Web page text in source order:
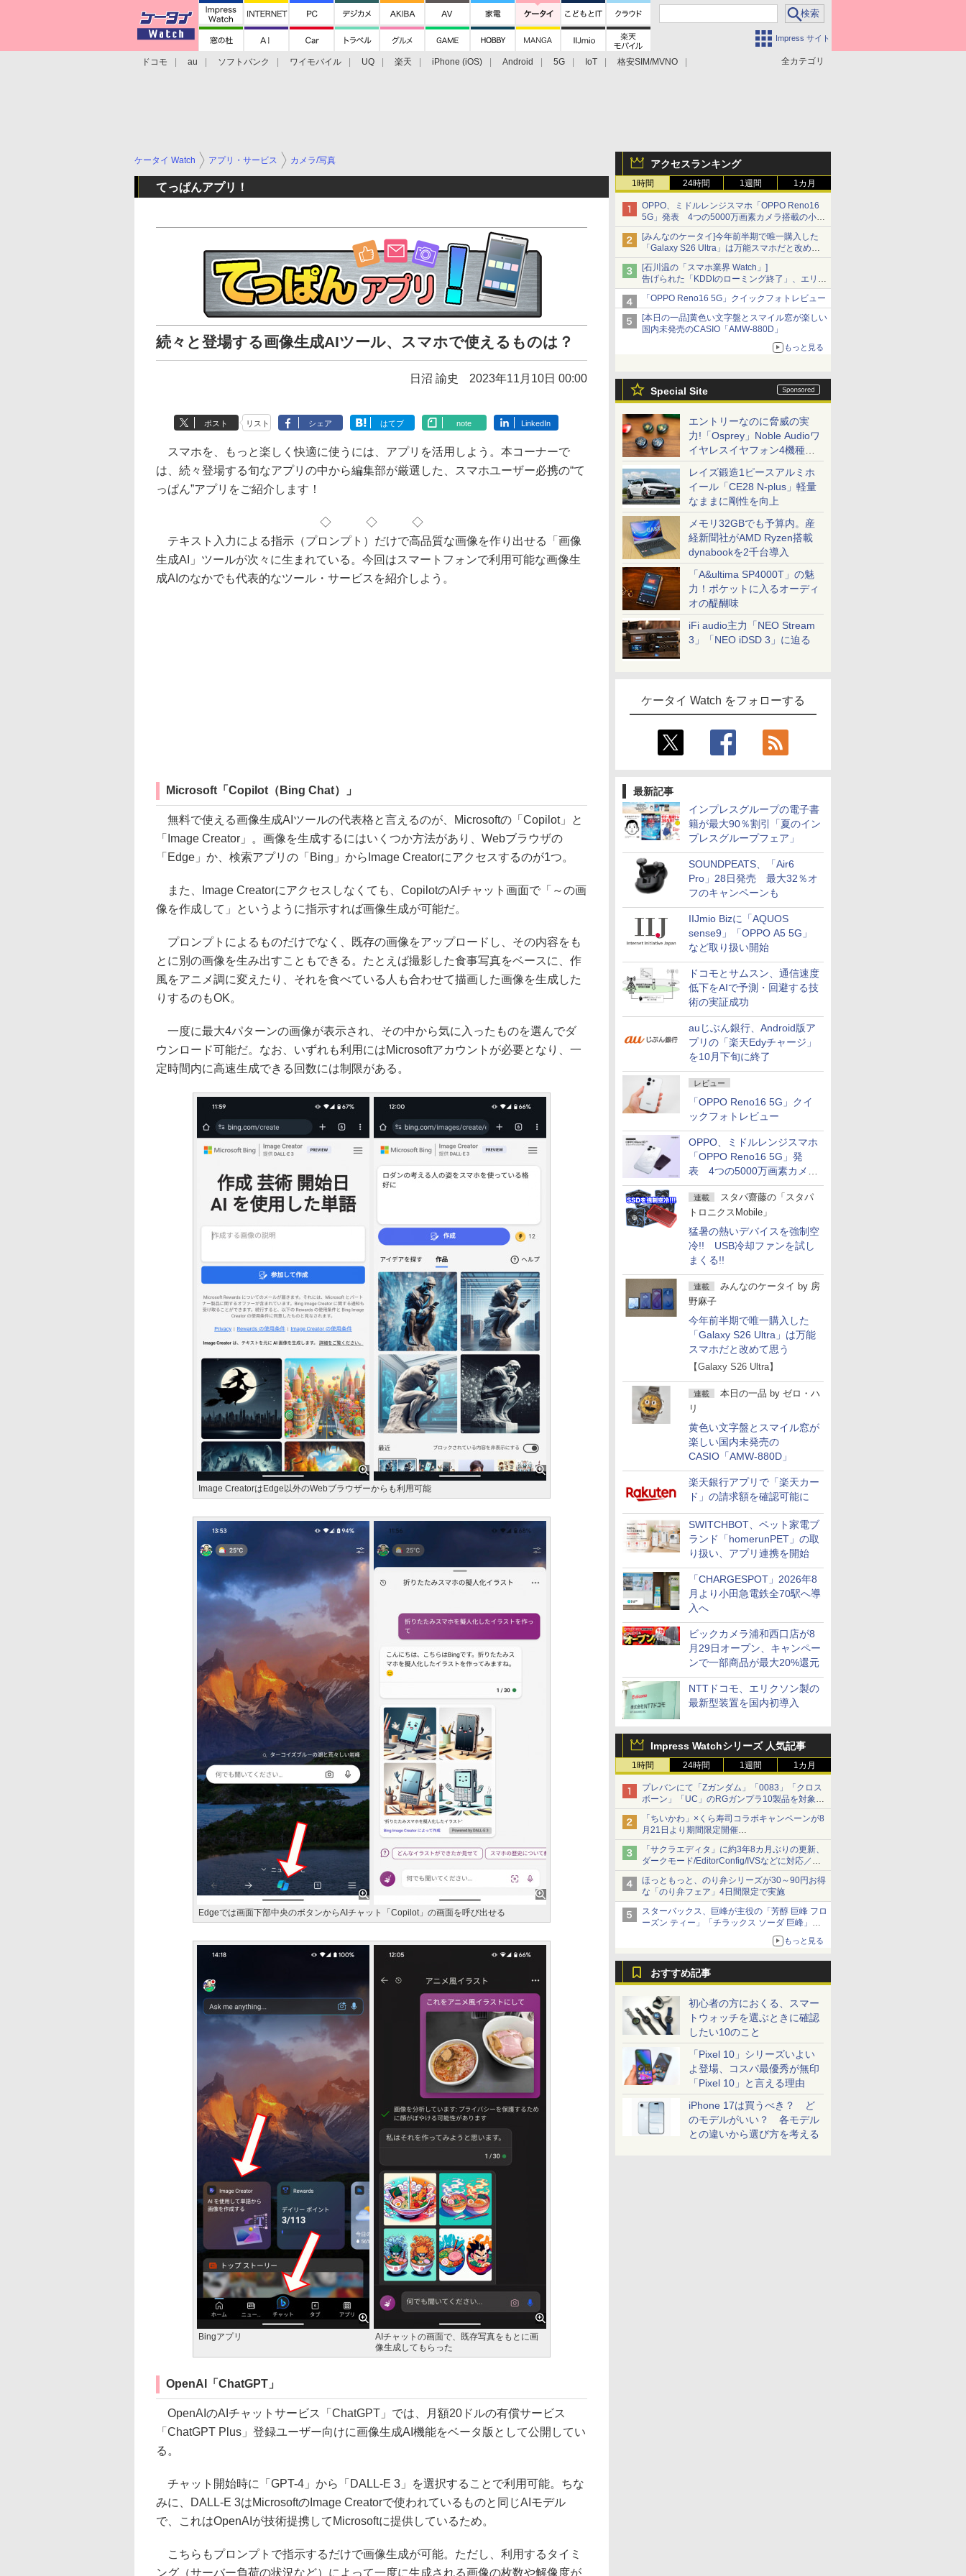
Impress サイト
全カテゴリ
ドコモ au ソフトバンク ワイモバイル UQ 楽天 iPhone (iOS) Android 5G IoT
格安SIM/MVNO
アクセスランキング
1時間 24時間 1週間 1カ月
OPPO、ミドルレンジスマホ「OPPO Reno16
5G」発表 4つの5000万画素カメラ搭載の小型
モデル
[みんなのケータイ]今年前半期で唯一購入した
「Galaxy S26 Ultra」は万能スマホだと改めて
思う
[石川温の「スマホ業界 Watch」]
告げられた「KDDIのローミング終了」、エリア
マップの落とし穴と楽天モバイルの課題
「OPPO Reno16 5G」クイックフォトレビュー
[本日の一品]黄色い文字盤とスマイル窓が楽しい
国内未発売のCASIO「AMW-880D」
もっと見る
Special Site
エントリーなのに脅威の実
力!「Osprey」Noble Audioワ
イヤレスイヤフォン4機種を
一気に聴く
レイズ鍛造1ピースアルミホ
イール「CE28 N-plus」軽量
なままに剛性を向上
メモリ32GBでも予算内。産
経新聞社がAMD Ryzen搭載
dynabookを2千台導入
「A&ultima SP4000T」の魅
力！ポケットに入るオーディ
オの醍醐味
iFi audio主力「NEO Stream
3」「NEO iDSD 3」に迫る
ケータイ Watch をフォローする
最新記事
インプレスグループの電子書
籍が最大90％割引「夏のイン
プレスグループフェア」
SOUNDPEATS、「Air6
Pro」28日発売 最大32％オ
フのキャンペーンも
IIJmio Bizに「AQUOS
sense9」「OPPO A5 5G」
など取り扱い開始
ドコモとサムスン、通信速度
低下をAIで予測・回避する技
術の実証成功
auじぶん銀行、Android版ア
プリの「楽天Edyチャージ」
を10月下旬に終了
レビュー
「OPPO Reno16 5G」クイ
ックフォトレビュー
OPPO、ミドルレンジスマホ
「OPPO Reno16 5G」発
表 4つの5000万画素カメラ
搭載の小型モデル
連載
スタパ齋藤の「スタパ
トロニクスMobile」
猛暑の熱いデバイスを強制空
冷!! USB冷却ファンを試し
まくる!!
連載 みんなのケータイ by 房
野麻子
今年前半期で唯一購入した
「Galaxy S26 Ultra」は万能
スマホだと改めて思う
【Galaxy S26 Ultra】
連載 本日の一品 by ゼロ・ハ
リ
黄色い文字盤とスマイル窓が
楽しい国内未発売の
CASIO「AMW-880D」
楽天銀行アプリで「楽天カー
ド」の請求額を確認可能に
SWITCHBOT、ペット家電ブ
ランド「homerunPET」の取
り扱い、アプリ連携を開始
「CHARGESPOT」2026年8
月より小田急電鉄全70駅へ導
入へ
ビックカメラ浦和西口店が8
月29日オープン、キャンペー
ンで一部商品が最大20%還元
NTTドコモ、エリクソン製の
最新型装置を国内初導入
Impress Watchシリーズ 人気記事
1時間 24時間 1週間 1カ月
プレバンにて「Zガンダム」「0083」「クロス
ボーン」「UC」のRGガンプラ10製品を対象に
した抽選販売が8月10日11時より実施！
「ちいかわ」×くら寿司コラボキャンペーンが8
月21日より期間限定開催
オリジナルの湯呑みや寿司皿が景品に登場！
「サクラエディタ」に約3年8カ月ぶりの更新、
ダークモード/EditorConfig/IVSなどに対応／複
数の脆弱性に対処したセキュリティアップデー
ト
ほっともっと、のり弁シリーズが30～90円お得
な「のり弁フェア」4日間限定で実施
スターバックス、巨峰が主役の「芳醇 巨峰 フロ
ーズン ティー」「チラックス ソーダ 巨峰」発
もっと見る
おすすめ記事
初心者の方におくる、スマー
トウォッチを選ぶときに確認
したい10のこと
「Pixel 10」シリーズいよい
よ登場、コスパ最優秀が無印
「Pixel 10」と言える理由
iPhone 17は買うべき？ ど
のモデルがいい？ 各モデル
との違いから選び方を考える
ケータイ Watch アプリ・サービス カメラ/写真
てっぱんアプリ！
続々と登場する画像生成AIツール、スマホで使えるものは？
日沼 諭史 2023年11月10日 00:00
ポスト リスト シェア はてブ note LinkedIn
スマホを、もっと楽しく快適に使うには、アプリを活用しよう。本コーナーで
は、続々登場する旬なアプリの中から編集部が厳選した、スマホユーザー必携の“て
っぱん”アプリをご紹介します！
◇ ◇ ◇
テキスト入力による指示（プロンプト）だけで高品質な画像を作り出せる「画像
生成AI」ツールが次々に生まれている。今回はスマートフォンで利用可能な画像生
成AIのなかでも代表的なツール・サービスを紹介しよう。
Microsoft「Copilot（Bing Chat）」
無料で使える画像生成AIツールの代表格と言えるのが、Microsoftの「Copilot」と
「Image Creator」。画像を生成するにはいくつか方法があり、Webブラウザの
「Edge」か、検索アプリの「Bing」からImage Creatorにアクセスするのが1つ。
また、Image Creatorにアクセスしなくても、CopilotのAIチャット画面で「～の画
像を作成して」というように指示すれば画像生成が可能だ。
プロンプトによるものだけでなく、既存の画像をアップロードし、その内容をも
とに別の画像を生み出すこともできる。たとえば撮影した食事写真をベースに、作
風をアニメ調に変えたり、それを食べている人も合わせて描画した画像を生成した
りするのもOK。
一度に最大4パターンの画像が表示され、その中から気に入ったものを選んでダ
ウンロード可能だ。なお、いずれも利用にはMicrosoftアカウントが必要となり、一
定時間内に高速生成できる回数には制限がある。
Image CreatorはEdge以外のWebブラウザーからも利用可能
Edgeでは画面下部中央のボタンからAIチャット「Copilot」の画面を呼び出せる
Bingアプリ
AIチャットの画面で、既存写真をもとに画
像生成してもらった
OpenAI「ChatGPT」
OpenAIのAIチャットサービス「ChatGPT」では、月額20ドルの有償サービス
「ChatGPT Plus」登録ユーザー向けに画像生成AI機能をベータ版として公開してい
る。
チャット開始時に「GPT-4」から「DALL-E 3」を選択することで利用可能。ちな
みに、DALL-E 3はMicrosoftのImage Creatorで使われているものと同じAIモデル
で、これはOpenAIが技術提携してMicrosoftに提供しているため。
こちらもプロンプトで指示するだけで画像生成が可能。ただし、利用するタイミ
ング（サーバー負荷の状況など）によって一度に生成される画像の枚数や解像度が